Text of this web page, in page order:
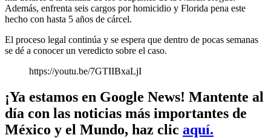
Además, enfrenta seis cargos por homicidio y Florida pena este
hecho con hasta 5 años de cárcel.
El proceso legal continúa y se espera que dentro de pocas semanas
se dé a conocer un veredicto sobre el caso.
https://youtu.be/7GTIIBxaLjI
¡Ya estamos en Google News! Mantente al
día con las noticias más importantes de
México y el Mundo, haz clic aquí.